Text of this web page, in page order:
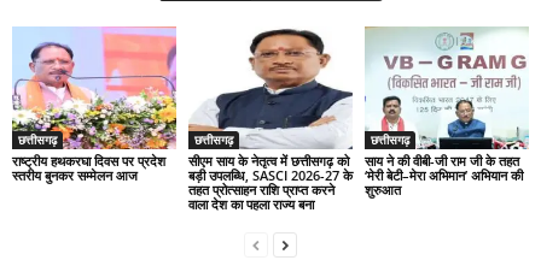
छत्तीसगढ़
राष्ट्रीय हथकरघा दिवस पर प्रदेश
स्तरीय बुनकर सम्मेलन आज
छत्तीसगढ़
सीएम साय के नेतृत्व में छत्तीसगढ़ को
बड़ी उपलब्धि, SASCI 2026-27 के
तहत प्रोत्साहन राशि प्राप्त करने
वाला देश का पहला राज्य बना
छत्तीसगढ़
साय ने की वीबी-जी राम जी के तहत
‘मेरी बेटी–मेरा अभिमान’ अभियान की
शुरुआत